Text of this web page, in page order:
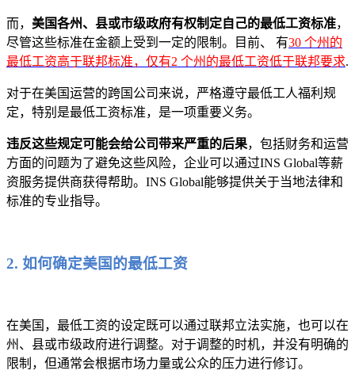
而， 美国各州、县或市级政府有权制定自己的最低工资标准，
尽管这些标准在金额上受到一定的限制。目前、 有30 个州的
最低工资高于联邦标准，仅有2 个州的最低工资低于联邦要求.
对于在美国运营的跨国公司来说，严格遵守最低工人福利规
定，特别是最低工资标准，是一项重要义务。
违反这些规定可能会给公司带来严重的后果，包括财务和运营
方面的问题为了避免这些风险，企业可以通过INS Global等薪
资服务提供商获得帮助。INS Global能够提供关于当地法律和
标准的专业指导。
2. 如何确定美国的最低工资
在美国，最低工资的设定既可以通过联邦立法实施，也可以在
州、县或市级政府进行调整。对于调整的时机，并没有明确的
限制，但通常会根据市场力量或公众的压力进行修订。